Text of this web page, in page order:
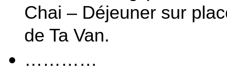
Chai – Déjeuner sur
de Ta Van.
…………